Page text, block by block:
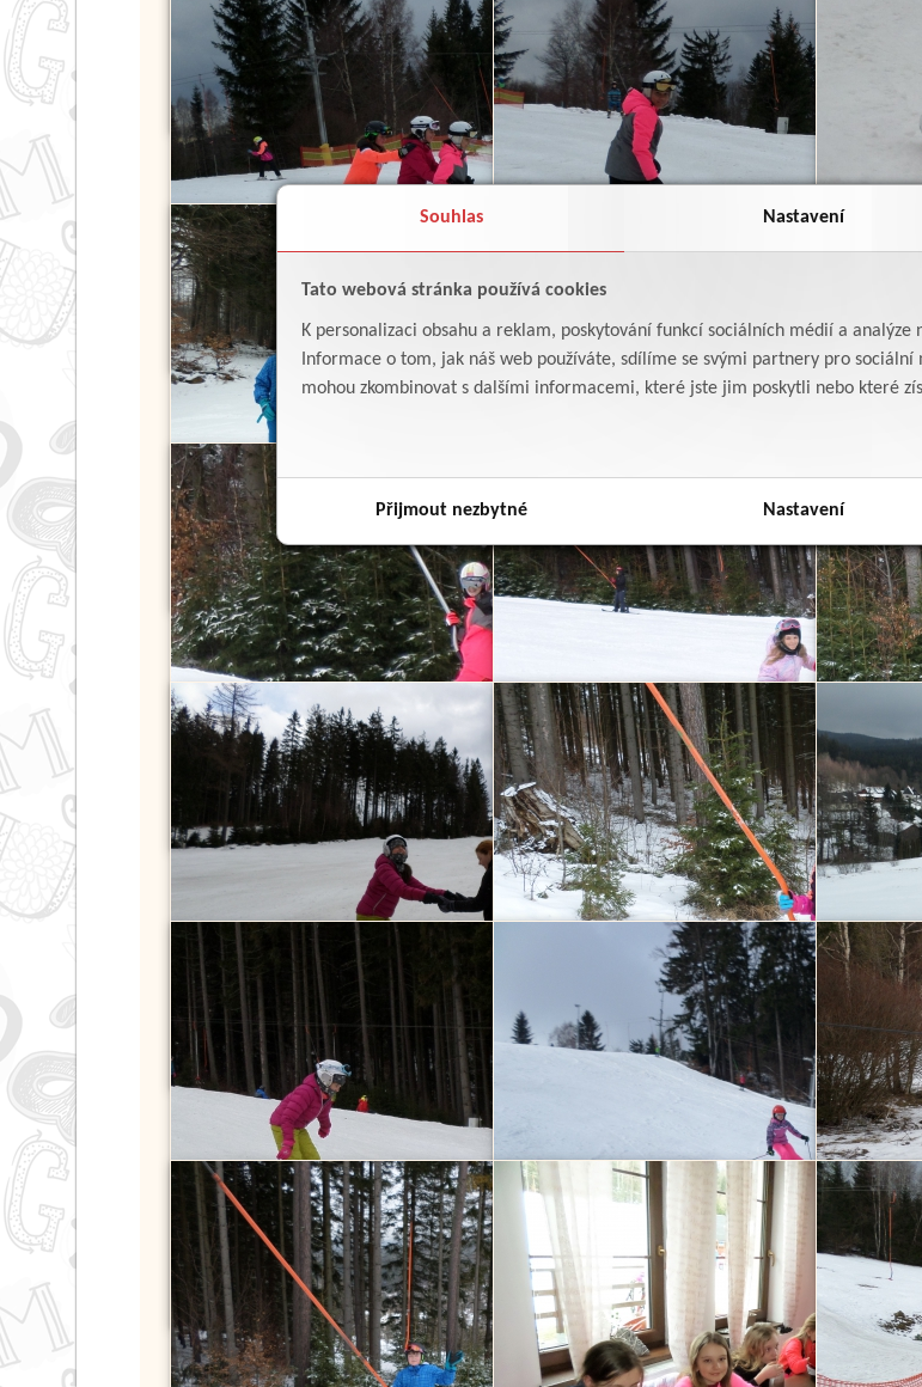
Souhlas Nastavení
Tato webová stránka používá cookies
K personalizaci obsahu a reklam, poskytování funkcí sociálních médií a analýze
Informace o tom, jak náš web používáte, sdílíme se svými partnery pro
mohou zkombinovat s dalšími informacemi, které jste jim poskytli nebo které
Přijmout nezbytné Nastavení